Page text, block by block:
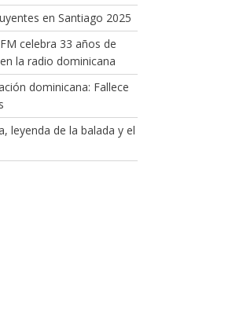
en Santiago 2025
celebra 33 años de
la radio dominicana
dominicana: Fallece
leyenda de la balada y el